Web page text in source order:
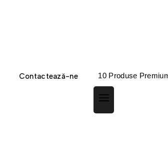
Contactează-ne 10 Produse